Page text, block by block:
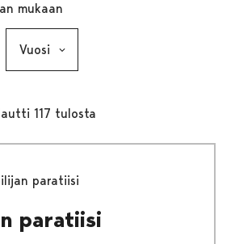
mukaan
117 tulosta
paratiisi
paratiisi